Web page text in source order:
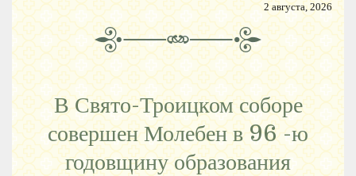
2 августа, 2026
В Свято-Троицком соборе
совершен Молебен в 96 -ю
годовщину образования